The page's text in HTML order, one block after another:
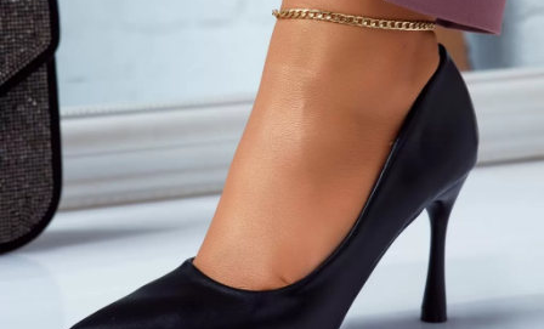
Обувки на токчета Peach черен #6617M